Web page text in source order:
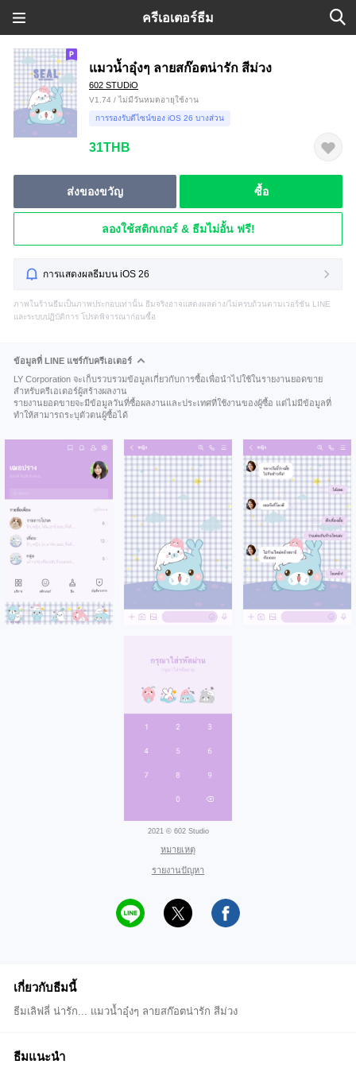
ครีเอเตอร์ธีม
แมวน้ำอุ๋งๆ ลายสก๊อตน่ารัก สีม่วง
602 STUDiO
V1.74 / ไม่มีวันหมดอายุใช้งาน
การรองรับดีไซน์ของ iOS 26 บางส่วน
31THB
ส่งของขวัญ ซื้อ
ลองใช้สติกเกอร์ & ธีมไม่อั้น ฟรี!
การแสดงผลธีมบน iOS 26
ภาพในร้านธีมเป็นภาพประกอบเท่านั้น ธีมจริงอาจแสดงผลต่าง/ไม่ครบถ้วนตามเวอร์ชัน LINE
และระบบปฏิบัติการ โปรดพิจารณาก่อนซื้อ
ข้อมูลที่ LINE แชร์กับครีเอเตอร์
LY Corporation จะเก็บรวบรวมข้อมูลเกี่ยวกับการซื้อเพื่อนำไปใช้ในรายงานยอดขาย
สำหรับครีเอเตอร์ผู้สร้างผลงาน
รายงานยอดขายจะมีข้อมูลวันที่ซื้อผลงานและประเทศที่ใช้งานของผู้ซื้อ แต่ไม่มีข้อมูลที่
ทำให้สามารถระบุตัวตนผู้ซื้อได้
2021 © 602 Studio
หมายเหตุ
รายงานปัญหา
เกี่ยวกับธีมนี้
ธีมเลิฟลี่ น่ารัก... แมวน้ำอุ๋งๆ ลายสก๊อตน่ารัก สีม่วง
ธีมแนะนำ